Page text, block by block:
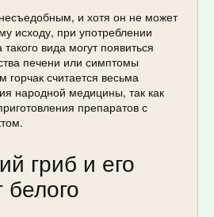
и хотя он не может
исходу, при употреблении
вида могут появиться
печени или симптомы
горчак считается весьма
народной медицины, так как
препаратов с
гриб и его
белого